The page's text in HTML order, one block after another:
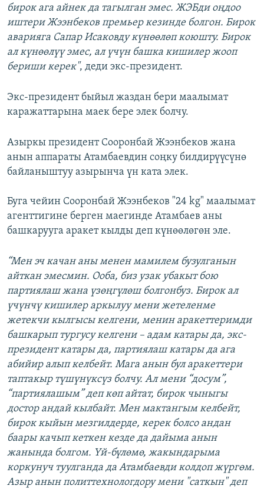
бирок ага айнек да тагылган эмес. ЖЭБди оңдоо
иштери Жээнбеков премьер кезинде болгон. Бирок
аварияга Сапар Исаковду күнөөлөп коюшту. Бирок
ал күнөөлүү эмес, ал үчүн башка кишилер жооп
бериши керек", деди экс-президент.
Экс-президент быйыл жаздан бери маалымат
каражаттарына маек бере элек болчу.
Азыркы президент Сооронбай Жээнбеков жана
анын аппараты Атамбаевдин соңку билдирүүсүнө
байланыштуу азырынча үн ката элек.
Буга чейин Сооронбай Жээнбеков "24 kg" маалымат
агенттигине берген маегинде Атамбаев аны
башкарууга аракет кылды деп күнөөлөгөн эле.
“Мен эч качан аны менен мамилем бузулганын
айткан эмесмин. Ооба, биз узак убакыт бою
партиялаш жана үзөңгүлөш болгонбуз. Бирок ал
үчүнчү кишилер аркылуу мени жетеленме
жетекчи кылгысы келгени, менин аракеттеримди
башкарып тургусу келгени – адам катары да, экс-
президент катары да, партиялаш катары да ага
абийир алып келбейт. Мага анын бул аракеттери
таптакыр түшүнүксүз болчу. Ал мени “досум”,
“партиялашым” деп көп айтат, бирок чыныгы
достор андай кылбайт. Мен мактангым келбейт,
бирок кыйын мезгилдерде, керек болсо андан
баары качып кеткен кезде да дайыма анын
жанында болгом. Үй-бүлөмө, жакындарыма
коркунуч туулганда да Атамбаевди колдоп жүргөм.
Азыр анын политтехнологдору мени "саткын" деп